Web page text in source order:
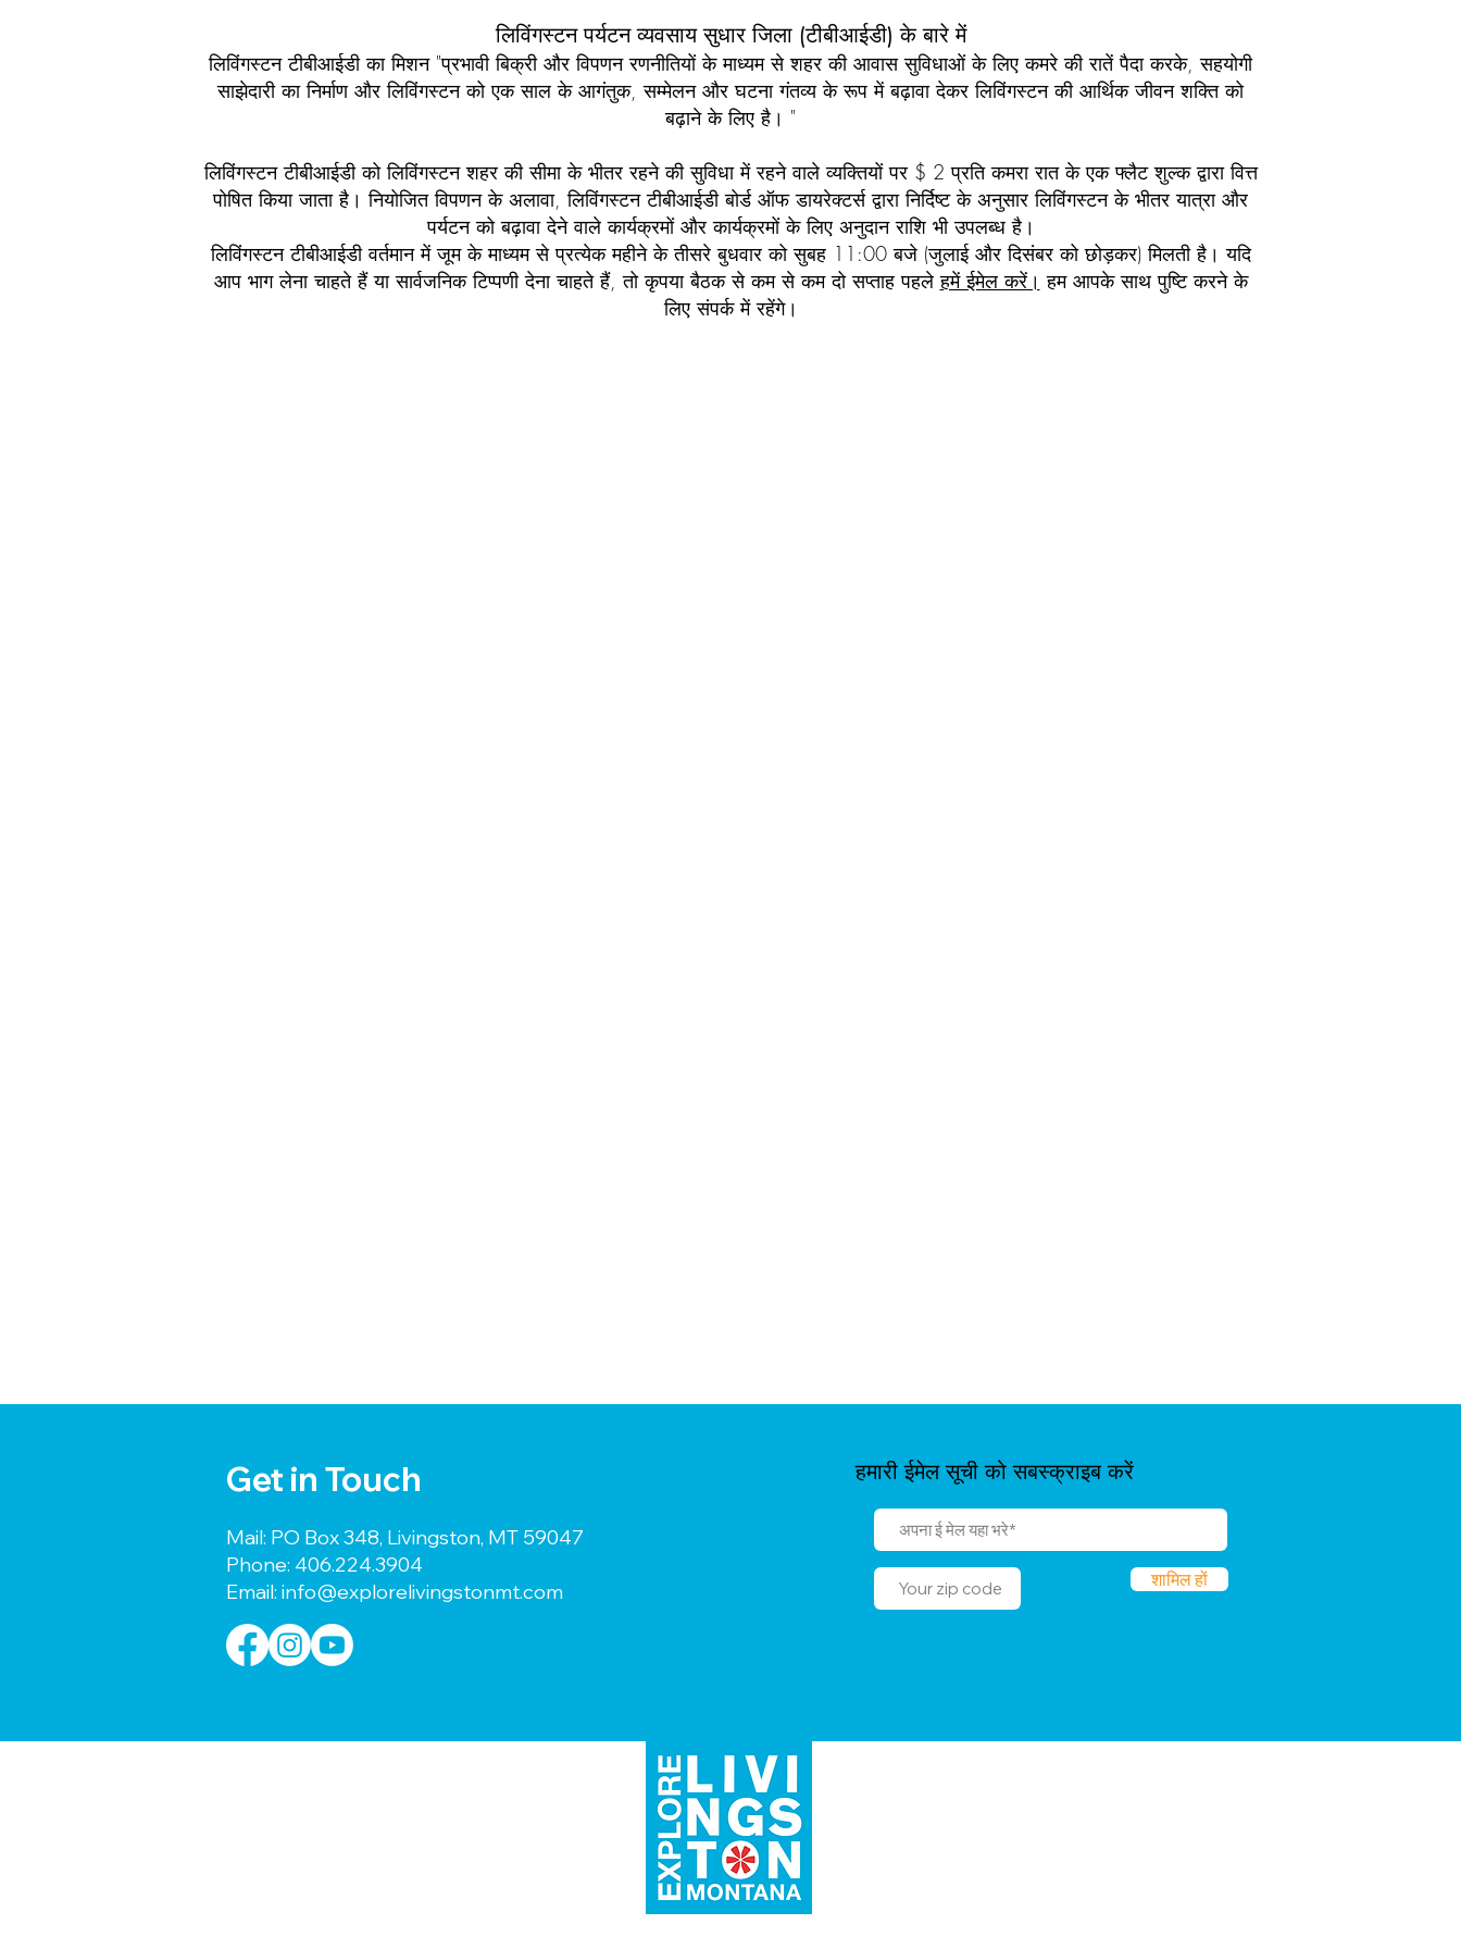
लिविंगस्टन पर्यटन व्यवसाय सुधार जिला (टीबीआईडी) के बारे में
लिविंगस्टन टीबीआईडी ​​​​का मिशन "प्रभावी बिक्री और विपणन रणनीतियों के माध्यम से शहर की आवास सुविधाओं के लिए कमरे की रातें पैदा करके, सहयोगी
साझेदारी का निर्माण और लिविंगस्टन को एक साल के आगंतुक, सम्मेलन और घटना गंतव्य के रूप में बढ़ावा देकर लिविंगस्टन की आर्थिक जीवन शक्ति को
बढ़ाने के लिए है। "
लिविंगस्टन टीबीआईडी ​​को लिविंगस्टन शहर की सीमा के भीतर रहने की सुविधा में रहने वाले व्यक्तियों पर $ 2 प्रति कमरा रात के एक फ्लैट शुल्क द्वारा वित्त
पोषित किया जाता है। नियोजित विपणन के अलावा, लिविंगस्टन टीबीआईडी ​​बोर्ड ऑफ डायरेक्टर्स द्वारा निर्दिष्ट के अनुसार लिविंगस्टन के भीतर यात्रा और
पर्यटन को बढ़ावा देने वाले कार्यक्रमों और कार्यक्रमों के लिए अनुदान राशि भी उपलब्ध है।
लिविंगस्टन टीबीआईडी ​​​​वर्तमान में जूम के माध्यम से प्रत्येक महीने के तीसरे बुधवार को सुबह 11:00 बजे (जुलाई और दिसंबर को छोड़कर) मिलती है। यदि
आप भाग लेना चाहते हैं या सार्वजनिक टिप्पणी देना चाहते हैं, तो कृपया बैठक से कम से कम दो सप्ताह पहलेहमें ईमेल करें। हम आपके साथ पुष्टि करने के
लिए संपर्क में रहेंगे।
Get in Touch
Mail: PO Box 348, Livingston, MT 59047
Phone: 406.224.3904
Email: info@explorelivingstonmt.com
हमारी ईमेल सूची को सबस्क्राइब करें
शामिल हों